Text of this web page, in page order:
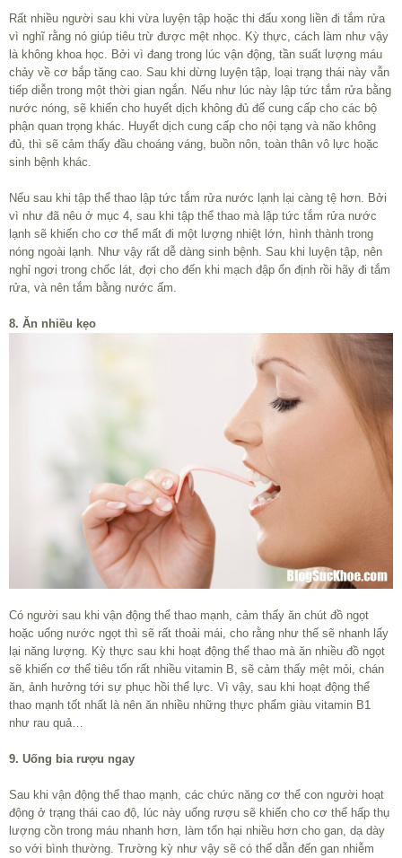
Rất nhiều người sau khi vừa luyện tập hoặc thi đấu xong liền đi tắm rửa
vì nghĩ rằng nó giúp tiêu trừ được mệt nhọc. Kỳ thực, cách làm như vậy
là không khoa học. Bởi vì đang trong lúc vận động, tần suất lượng máu
chảy về cơ bắp tăng cao. Sau khi dừng luyện tập, loại trạng thái này vẫn
tiếp diễn trong một thời gian ngắn. Nếu như lúc này lập tức tắm rửa bằng
nước nóng, sẽ khiến cho huyết dịch không đủ để cung cấp cho các bộ
phận quan trọng khác. Huyết dịch cung cấp cho nội tạng và não không
đủ, thì sẽ cảm thấy đầu choáng váng, buồn nôn, toàn thân vô lực hoặc
sinh bệnh khác.
Nếu sau khi tập thể thao lập tức tắm rửa nước lạnh lại càng tệ hơn. Bởi
vì như đã nêu ở mục 4, sau khi tập thể thao mà lập tức tắm rửa nước
lạnh sẽ khiến cho cơ thể mất đi một lượng nhiệt lớn, hình thành trong
nóng ngoài lạnh. Như vậy rất dễ dàng sinh bệnh. Sau khi luyện tập, nên
nghỉ ngơi trong chốc lát, đợi cho đến khi mạch đập ổn định rồi hãy đi tắm
rửa, và nên tắm bằng nước ấm.
8. Ăn nhiều kẹo
Có người sau khi vận động thể thao mạnh, cảm thấy ăn chút đồ ngọt
hoặc uống nước ngọt thì sẽ rất thoải mái, cho rằng như thế sẽ nhanh lấy
lại năng lượng. Kỳ thực sau khi hoạt động thể thao mà ăn nhiều đồ ngọt
sẽ khiến cơ thể tiêu tốn rất nhiều vitamin B, sẽ cảm thấy mệt mỏi, chán
ăn, ảnh hưởng tới sự phục hồi thể lực. Vì vậy, sau khi hoạt động thể
thao mạnh tốt nhất là nên ăn nhiều những thực phẩm giàu vitamin B1
như rau quả…
9. Uống bia rượu ngay
Sau khi vận động thể thao mạnh, các chức năng cơ thể con người hoạt
động ở trạng thái cao độ, lúc này uống rượu sẽ khiến cho cơ thể hấp thụ
lượng cồn trong máu nhanh hơn, làm tổn hại nhiều hơn cho gan, dạ dày
so với bình thường. Trường kỳ như vậy sẽ có thể dẫn đến gan nhiễm